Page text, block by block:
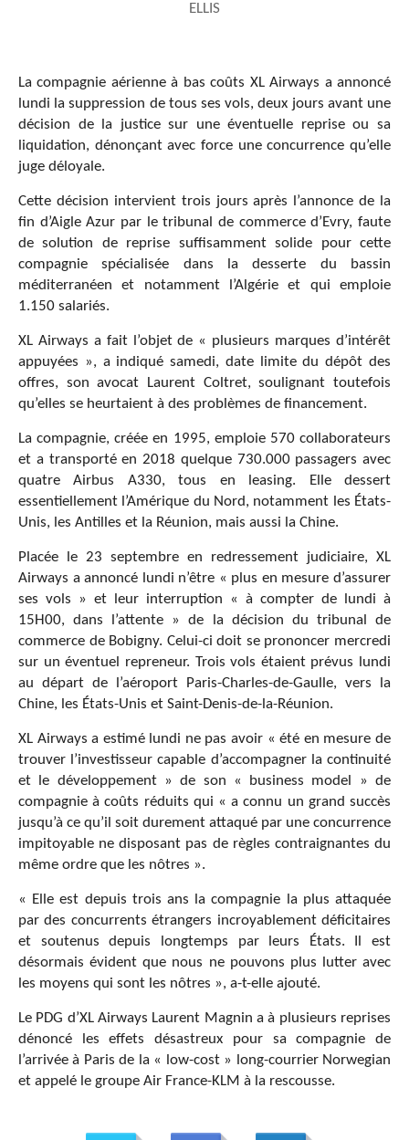
ELLIS
La compagnie aérienne à bas coûts XL Airways a annoncé
lundi la suppression de tous ses vols, deux jours avant une
décision de la justice sur une éventuelle reprise ou sa
liquidation, dénonçant avec force une concurrence qu’elle
juge déloyale.
Cette décision intervient trois jours après l’annonce de la
fin d’Aigle Azur par le tribunal de commerce d’Evry, faute
de solution de reprise suffisamment solide pour cette
compagnie spécialisée dans la desserte du bassin
méditerranéen et notamment l’Algérie et qui emploie
1.150 salariés.
XL Airways a fait l’objet de « plusieurs marques d’intérêt
appuyées », a indiqué samedi, date limite du dépôt des
offres, son avocat Laurent Coltret, soulignant toutefois
qu’elles se heurtaient à des problèmes de financement.
La compagnie, créée en 1995, emploie 570 collaborateurs
et a transporté en 2018 quelque 730.000 passagers avec
quatre Airbus A330, tous en leasing. Elle dessert
essentiellement l’Amérique du Nord, notamment les États-
Unis, les Antilles et la Réunion, mais aussi la Chine.
Placée le 23 septembre en redressement judiciaire, XL
Airways a annoncé lundi n’être « plus en mesure d’assurer
ses vols » et leur interruption « à compter de lundi à
15H00, dans l’attente » de la décision du tribunal de
commerce de Bobigny. Celui-ci doit se prononcer mercredi
sur un éventuel repreneur. Trois vols étaient prévus lundi
au départ de l’aéroport Paris-Charles-de-Gaulle, vers la
Chine, les États-Unis et Saint-Denis-de-la-Réunion.
XL Airways a estimé lundi ne pas avoir « été en mesure de
trouver l’investisseur capable d’accompagner la continuité
et le développement » de son « business model » de
compagnie à coûts réduits qui « a connu un grand succès
jusqu’à ce qu’il soit durement attaqué par une concurrence
impitoyable ne disposant pas de règles contraignantes du
même ordre que les nôtres ».
« Elle est depuis trois ans la compagnie la plus attaquée
par des concurrents étrangers incroyablement déficitaires
et soutenus depuis longtemps par leurs États. Il est
désormais évident que nous ne pouvons plus lutter avec
les moyens qui sont les nôtres », a-t-elle ajouté.
Le PDG d’XL Airways Laurent Magnin a à plusieurs reprises
dénoncé les effets désastreux pour sa compagnie de
l’arrivée à Paris de la « low-cost » long-courrier Norwegian
et appelé le groupe Air France-KLM à la rescousse.